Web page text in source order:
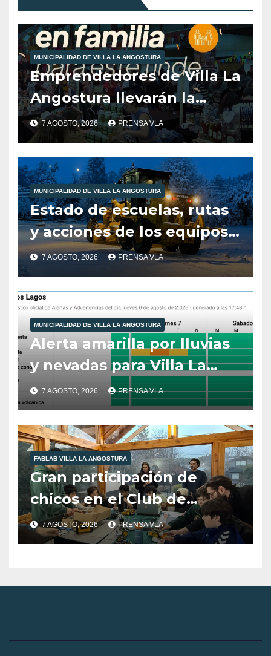
MUNICIPALIDAD DE VILLA LA ANGOSTURA
Emprendedores de Villa La
Angostura llevarán la
producción local a Tienda
de Sabores.
7 AGOSTO, 2026 PRENSA VLA
MUNICIPALIDAD DE VILLA LA ANGOSTURA
Estado de escuelas, rutas
y acciones de los equipos
municipales – Villa La
Angostura – 7 de agosto –
10:00 hs
7 AGOSTO, 2026 PRENSA VLA
MUNICIPALIDAD DE VILLA LA ANGOSTURA
Alerta amarilla por lluvias
y nevadas para Villa La
Angostura.
7 AGOSTO, 2026 PRENSA VLA
FABLAB VILLA LA ANGOSTURA
Gran participación de
chicos en el Club de
Robótica de FabLab
Angostura.
7 AGOSTO, 2026 PRENSA VLA